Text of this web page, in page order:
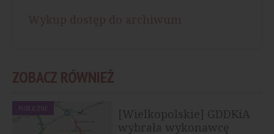
ZOBACZ RÓWNIEŻ
PUBLICZNE
[Wielkopolskie] GDDKiA
wybrała wykonawcę